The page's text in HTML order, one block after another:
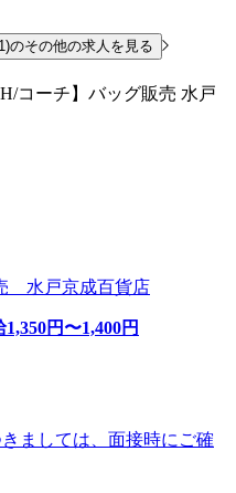
のその他の求人を見る
コーチ】バッグ販売 水戸
水戸京成百貨店
1,350円〜1,400円
ましては、面接時にご確